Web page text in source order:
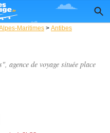
Maritimes > Antibes
agence de voyage située place